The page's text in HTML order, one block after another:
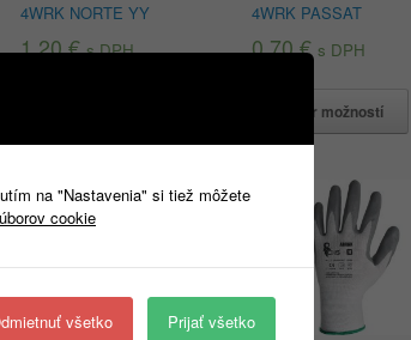
4WRK NORTE YY
1,20€ s DPH
4WRK PASSAT
0,70€ s DPH
Výber možností
na "Nastavenia" si tiež môžete
cookie
všetko Prijať všetko